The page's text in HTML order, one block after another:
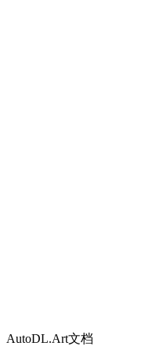
AutoDL.Art文档